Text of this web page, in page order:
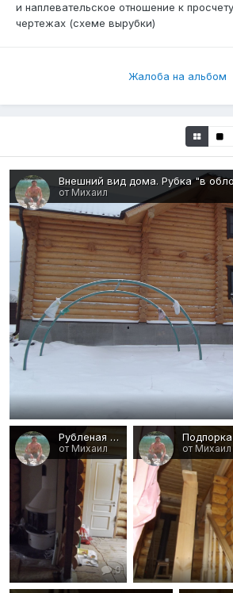
и наплевательское отношение к
чертежах (схеме вырубки)
Жалоба на альбом
Внешний вид дома. Рубка "в
от Михаил
Рубленая капитальная стена, дверной проем без косяка
от Михаил
0
от Михаил